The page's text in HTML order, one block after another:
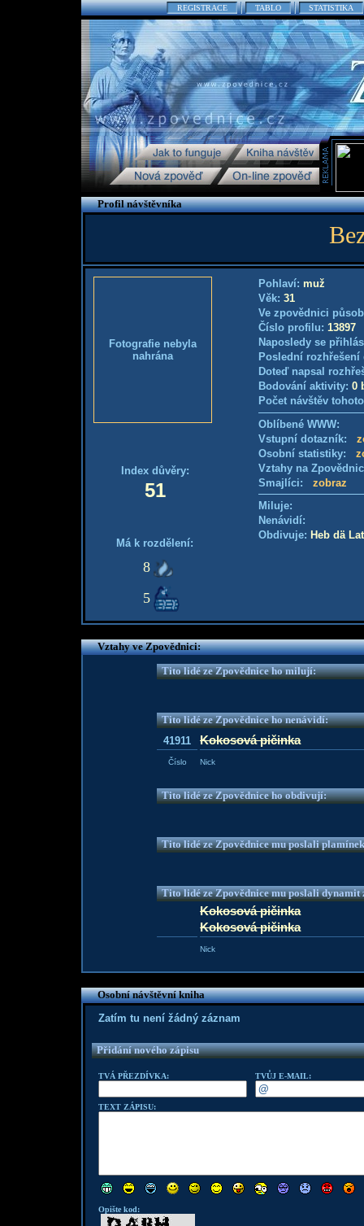
REGISTRACE TABLO STATISTIKA
Profil návštěvníka
Fotografie nebyla
nahrána
Index důvěry:
51
Má k rozdělení:
8
5
Pohlaví: muž
Věk: 31
Ve zpovědnici
Číslo profilu: 13897
Naposledy se
Poslední
Doteď napsal
Bodování aktivity: 0
Počet návštěv
Oblíbené WWW:
Vstupní dotazník:
Osobní statistiky:
Vztahy na
Smajlíci: zobraz
Miluje:
Nenávidí:
Obdivuje: Heb dä
Vztahy ve Zpovědnici:
Tito lidé ze Zpovědnice ho milují:
Tito lidé ze Zpovědnice ho nenávidí:
41911
Kokosová pičinka
Číslo Nick
Tito lidé ze Zpovědnice ho obdivují:
Tito lidé ze Zpovědnice mu poslali
Tito lidé ze Zpovědnice mu poslali dynamit
Kokosová pičinka
Kokosová pičinka
Nick
Osobní návštěvní kniha
Zatím tu není žádný záznam
Přidání nového zápisu
TVÁ PŘEZDÍVKA: TVŮJ E-MAIL:
TEXT ZÁPISU:
Opište kod: